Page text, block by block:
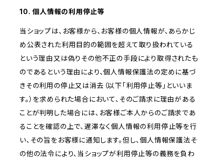
10. 個人情報の利用停止等
当ショップは、お客様から、お客様の個人情報が、あらかじ
め公表された利用目的の範囲を超えて取り扱われている
という理由又は偽りその他不正の手段により取得されたも
のであるという理由により、個人情報保護法の定めに基づ
きその利用の停止又は消去（以下「利用停止等」といいま
す。）を求められた場合において、そのご請求に理由がある
ことが判明した場合には、お客様ご本人からのご請求であ
ることを確認の上で、遅滞なく個人情報の利用停止等を行
い、その旨をお客様に通知します。但し、個人情報保護法そ
の他の法令により、当ショップが利用停止等の義務を負わ